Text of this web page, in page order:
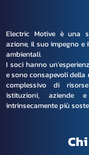
Electric Motive è una
azione, il suo impegno e
ambientali.
I soci hanno
e sono consapevoli
complessivo di
istituzioni, aziende
intrinsecamente più